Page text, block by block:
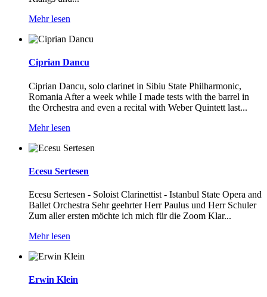
Mehr lesen
Ciprian Dancu
Ciprian Dancu, solo clarinet in Sibiu State Philharmonic,
Romania After a week while I made tests with the barrel in
the Orchestra and even a recital with Weber Quintett last...
Mehr lesen
Ecesu Sertesen
Ecesu Sertesen - Soloist Clarinettist - Istanbul State Opera and
Ballet Orchestra Sehr geehrter Herr Paulus und Herr Schuler
Zum aller ersten möchte ich mich für die Zoom Klar...
Mehr lesen
Erwin Klein